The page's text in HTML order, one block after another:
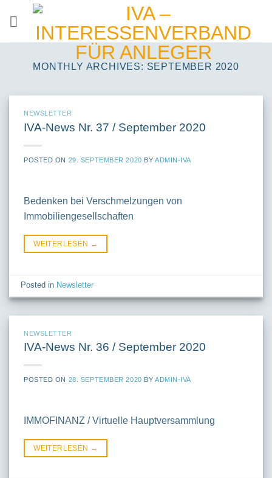
MONTHLY ARCHIVES: SEPTEMBER 2020
NEWSLETTER
IVA-News Nr. 37 / September 2020
POSTED ON 29. SEPTEMBER 2020 BY ADMIN-IVA
Bedenken bei Verschmelzungen von
Immobiliengesellschaften
WEITERLESEN →
Posted in Newsletter
NEWSLETTER
IVA-News Nr. 36 / September 2020
POSTED ON 28. SEPTEMBER 2020 BY ADMIN-IVA
IMMOFINANZ / Virtuelle Hauptversammlung
WEITERLESEN →